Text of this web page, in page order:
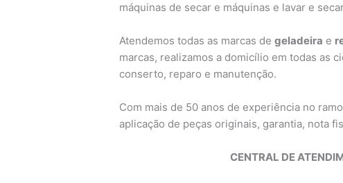
máquinas de secar e máquinas e lavar e
Atendemos todas as marcas degeladeira e
marcas, realizamos a domicílio em todas as
conserto, reparo e manutenção.
Com mais de 50 anos de experiência no
aplicação de peças originais, garantia, nota
CENTRAL DE